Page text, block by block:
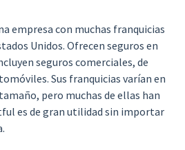
empresa con muchas franquicias
Unidos. Ofrecen seguros en
seguros comerciales, de
Sus franquicias varían en
pero muchas de ellas han
es de gran utilidad sin importar